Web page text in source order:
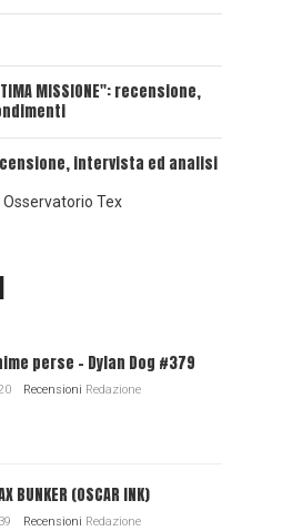
MISSIONE": recensione,
intervista ed analisi
Tex
perse - Dylan Dog #379
Recensioni Redazione
BUNKER (OSCAR INK)
Recensioni Redazione